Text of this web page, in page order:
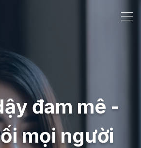
đam mê -
mọi người